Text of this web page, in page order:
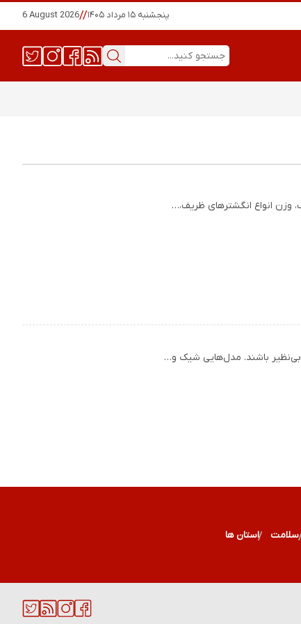
پنجشنبه ۱۵ مرداد ۱۴۰۵ //
6 August 2026
وزن انواع انگشترهای ظریف،…
سلامت استان ها